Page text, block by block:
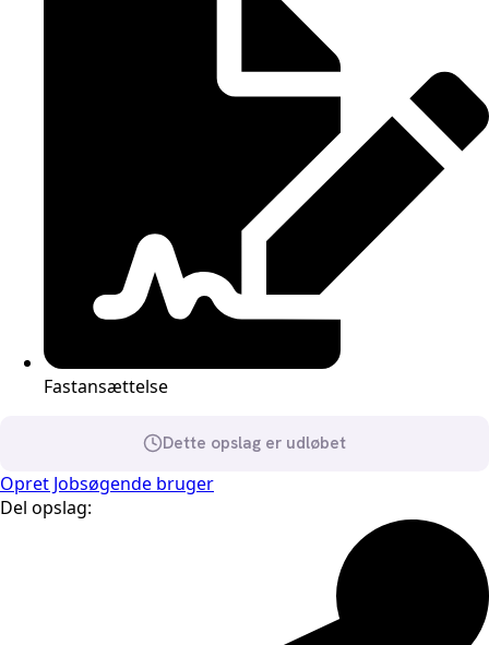
Fastansættelse
Dette opslag er udløbet
Opret Jobsøgende bruger
Del opslag: